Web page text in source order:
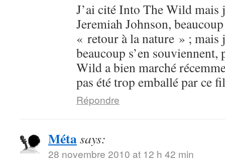
J’ai cité Into The Wild mais
Jeremiah Johnson,
« retour à la nature » ; mais
beaucoup s’en
Wild a bien marché
pas été trop emballé par ce
Répondre
Métasays:
28 novembre 2010 at 12 h 42 min